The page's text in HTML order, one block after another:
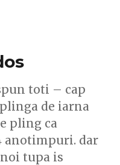
toti – cap
de iarna
pling ca
anotimpuri. dar
tupa is